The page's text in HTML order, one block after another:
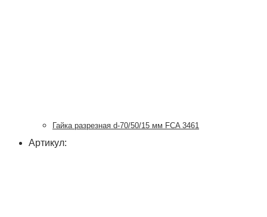
Гайка разрезная d-70/50/15 мм FCA 3461
Артикул: